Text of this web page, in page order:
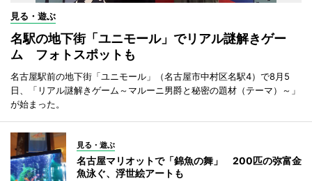
見る・遊ぶ
名駅の地下街「ユニモール」でリアル謎解きゲー
ム フォトスポットも
名古屋駅前の地下街「ユニモール」（名古屋市中村区名駅4）で8月5
日、「リアル謎解きゲーム～マルーニ男爵と秘密の題材（テーマ）～」
が始まった。
見る・遊ぶ
名古屋マリオットで「錦魚の舞」 200匹の弥富金
魚泳ぐ、浮世絵アートも